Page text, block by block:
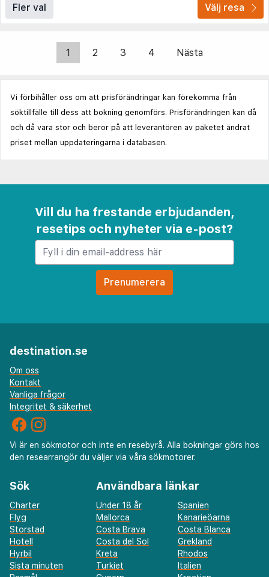
Fler val Välj resa
1 2 3 4 Nästa
Vi förbihåller oss om att prisförändringar kan förekomma från
söktillfälle till dess att bokning genomförs. Prisförändringen kan då
och då vara stor och beror på att leverantören av paketet ändrat
priset mellan uppdateringarna i databasen.
Vill du ha frestande erbjudanden,
resetips och nyheter via e-post?
destination.se
Om oss
Kontakt
Vanliga frågor
Integritet & säkerhet
Vi är en sökmotor och inte en resebyrå. Alla bokningar görs hos
den researrangör du väljer via våra sökmotorer.
Sök
Charter
Flyg
Storstad
Hotell
Hyrbil
Sista minuten
Användbara länkar
Under 18 år
Spanien
Mallorca
Kanarieöarna
Costa Brava
Costa Blanca
Costa del Sol
Grekland
Kreta
Rhodos
Turkiet
Italien